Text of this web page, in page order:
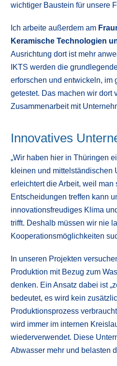
wichtiger Baustein für unsere
Ich arbeite außerdem am
Keramische Technologien
Ausrichtung dort ist mehr
IKTS werden die
erforschen und entwickeln, im
getestet. Das machen wir dort
Zusammenarbeit mit
Innovatives
„Wir haben hier in Thüringen
kleinen und mittelständischen
erleichtert die Arbeit, weil man
Entscheidungen treffen kann
innovationsfreudiges Klima
trifft. Deshalb müssen wir nie
Kooperationsmöglichkeiten
In unseren Projekten
Produktion mit Bezug zum
denken. Ein Ansatz dabei ist
bedeutet, es wird kein
Produktionsprozess
wird immer im internen
wiederverwendet. Diese
Abwasser mehr und belasten